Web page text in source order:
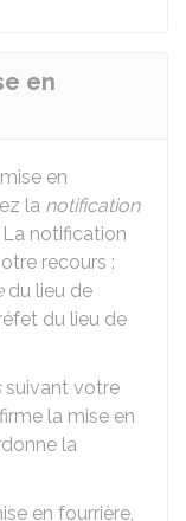
en
en
la notification
notification
recours :
du lieu de
du lieu de
suivant votre
la mise en
la
en fourrière,